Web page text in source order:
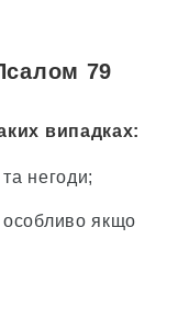
79
випадках:
негоди;
якщо